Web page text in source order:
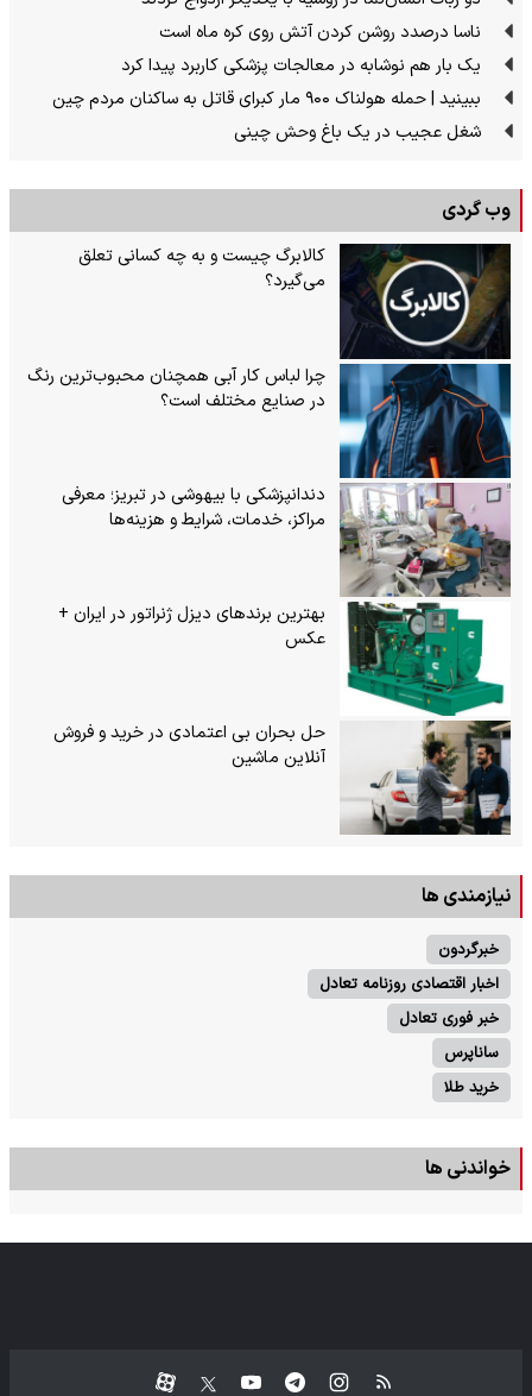
ناسا درصدد روشن کردن آتش روی کره ماه است
یک بار هم نوشابه در معالجات پزشکی کاربرد پیدا کرد
ببینید | حمله هولناک ۹۰۰ مار کبرای قاتل به ساکنان مردم چین
شغل عجیب در یک باغ وحش چینی
وب گردی
کالابرگ چیست و به چه کسانی تعلق
می‌گیرد؟
چرا لباس کار آبی همچنان محبوب‌ترین رنگ
در صنایع مختلف است؟
دندانپزشکی با بیهوشی در تبریز؛ معرفی
مراکز، خدمات، شرایط و هزینه‌ها
بهترین برندهای دیزل ژنراتور در ایران +
عکس
حل بحران بی‌ اعتمادی در خرید و فروش
آنلاین ماشین
نیازمندی ها
خبرگردون
اخبار اقتصادی روزنامه تعادل
خبر فوری تعادل
ساناپرس
خرید طلا
خواندنی ها